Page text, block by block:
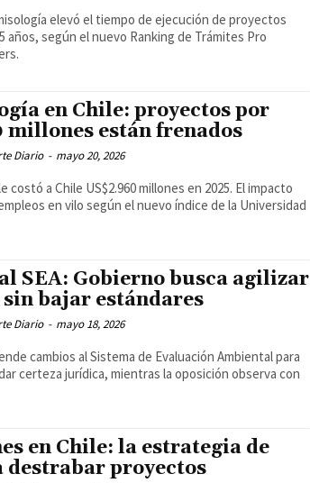
elevó el tiempo de ejecución de proyectos
años, según el nuevo Ranking de Trámites Pro
en Chile: proyectos por
millones están frenados
Diario - mayo 20, 2026
costó a Chile US$2.960 millones en 2025. El impacto
en vilo según el nuevo índice de la Universidad
SEA: Gobierno busca agilizar
bajar estándares
Diario - mayo 18, 2026
cambios al Sistema de Evaluación Ambiental para
certeza jurídica, mientras la oposición observa con
en Chile: la estrategia de
destrabar proyectos